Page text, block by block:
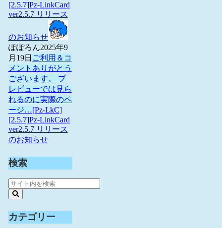
[2.5.7]Pz-LinkCard
ver2.5.7 リリース
のお知らせ
ぽぽろん2025年9
月19日 ご利用＆コ
メントありがとう
ございます。 プ
レビューでは見ら
れるのに実際のペ
ージ…[Pz-LkC]
[2.5.7]Pz-LinkCard
ver2.5.7 リリース
のお知らせ
検索
カテゴリー